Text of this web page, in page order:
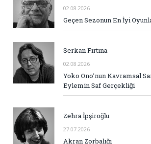
02.08.2026
Geçen Sezonun En İyi
Serkan Fırtına
02.08.2026
Yoko Ono’nun Kavramsal
Eylemin Saf Gerçekliği
Zehra İpşiroğlu
27.07.2026
Akran Zorbalığı